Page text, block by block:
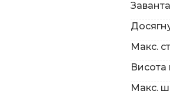
Макс.
Висота
Макс.